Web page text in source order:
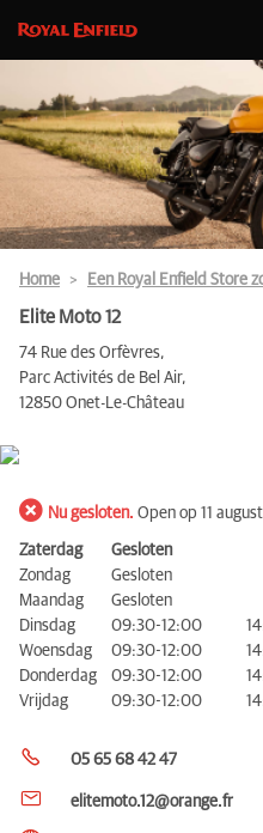
Home Een Royal Enfield Store
Elite Moto 12
74 Rue des Orfèvres,
Parc Activités de Bel Air,
12850 Onet-Le-Château
Nu gesloten. Open op 11
Zaterdag
Gesloten
Zondag
Gesloten
Maandag
Gesloten
Dinsdag
09:30-12:00
Woensdag
09:30-12:00
Donderdag
09:30-12:00
Vrijdag
09:30-12:00
05 65 68 42 47
elitemoto.12@orange.fr